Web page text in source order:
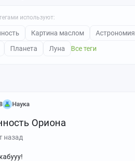
используют:
Картина маслом Астрономия
Планета Луна Все теги
Наука
Ориона
назад